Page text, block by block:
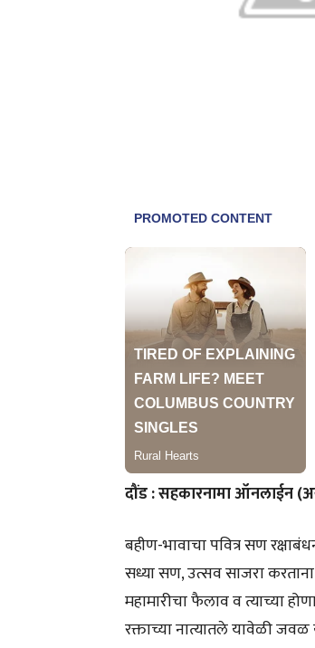
दौंड : सहकारनामा ऑनलाईन
बहीण-भावाचा पवित्र सण
सध्या सण, उत्सव साजरा
महामारीचा फैलाव व त्याच्या
रक्ताच्या नात्यातले यावेळी